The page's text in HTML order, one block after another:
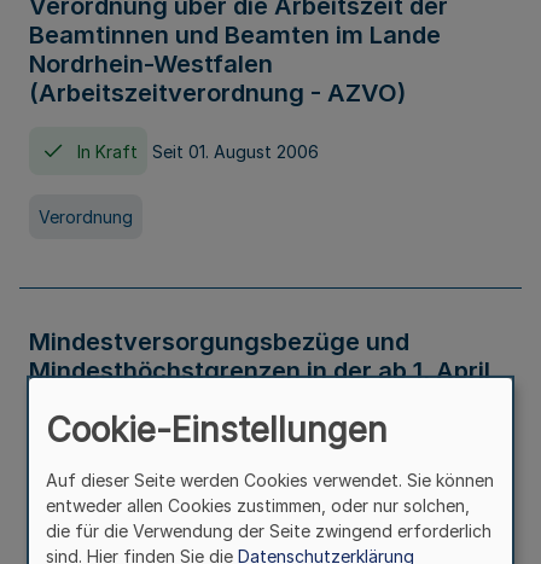
Verordnung über die Arbeitszeit der
Beamtinnen und Beamten im Lande
Nordrhein-Westfalen
(Arbeitszeitverordnung - AZVO)
In Kraft Seit 01. August 2006
Verordnung
Mindestversorgungsbezüge und
Mindesthöchstgrenzen in der ab 1. April
Verwaltungsvorschrift
Cookie-Einstellungen
Auf dieser Seite werden Cookies verwendet. Sie können
entweder allen Cookies zustimmen, oder nur solchen,
die für die Verwendung der Seite zwingend erforderlich
sind. Hier finden Sie die Datenschutzerklärung